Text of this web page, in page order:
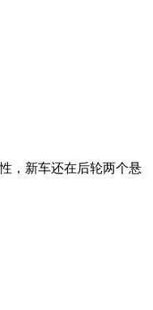
，新车还在后轮两个悬